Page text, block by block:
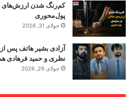
کم‌رنگ شدن ارزش‌های
پول‌محوری
جولای 31, 2026
آزادی بشیر هاتف پس
نظری و حمید فرهادی
جولای 29, 2026